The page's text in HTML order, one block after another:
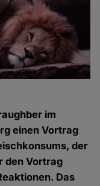
im
einen Vortrag
der
den Vortrag
Das